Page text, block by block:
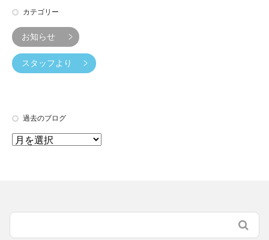
カテゴリー
お知らせ
スタッフより
過去のブログ